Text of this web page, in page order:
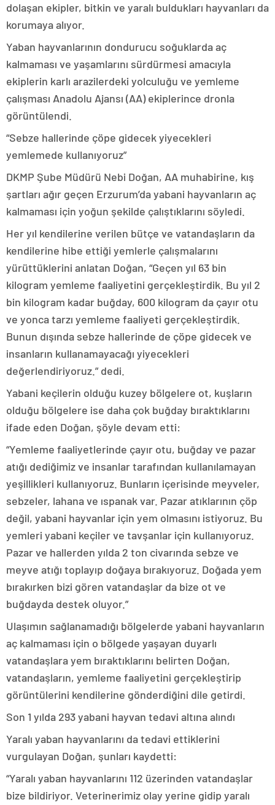
dolaşan ekipler, bitkin ve yaralı buldukları hayvanları da
korumaya alıyor.
Yaban hayvanlarının dondurucu soğuklarda aç
kalmaması ve yaşamlarını sürdürmesi amacıyla
ekiplerin karlı arazilerdeki yolculuğu ve yemleme
çalışması Anadolu Ajansı (AA) ekiplerince dronla
görüntülendi.
“Sebze hallerinde çöpe gidecek yiyecekleri
yemlemede kullanıyoruz”
DKMP Şube Müdürü Nebi Doğan, AA muhabirine, kış
şartları ağır geçen Erzurum’da yabani hayvanların aç
kalmaması için yoğun şekilde çalıştıklarını söyledi.
Her yıl kendilerine verilen bütçe ve vatandaşların da
kendilerine hibe ettiği yemlerle çalışmalarını
yürüttüklerini anlatan Doğan, “Geçen yıl 63 bin
kilogram yemleme faaliyetini gerçekleştirdik. Bu yıl 2
bin kilogram kadar buğday, 600 kilogram da çayır otu
ve yonca tarzı yemleme faaliyeti gerçekleştirdik.
Bunun dışında sebze hallerinde de çöpe gidecek ve
insanların kullanamayacağı yiyecekleri
değerlendiriyoruz.” dedi.
Yabani keçilerin olduğu kuzey bölgelere ot, kuşların
olduğu bölgelere ise daha çok buğday bıraktıklarını
ifade eden Doğan, şöyle devam etti:
“Yemleme faaliyetlerinde çayır otu, buğday ve pazar
atığı dediğimiz ve insanlar tarafından kullanılamayan
yeşillikleri kullanıyoruz. Bunların içerisinde meyveler,
sebzeler, lahana ve ıspanak var. Pazar atıklarının çöp
değil, yabani hayvanlar için yem olmasını istiyoruz. Bu
yemleri yabani keçiler ve tavşanlar için kullanıyoruz.
Pazar ve hallerden yılda 2 ton civarında sebze ve
meyve atığı toplayıp doğaya bırakıyoruz. Doğada yem
bırakırken bizi gören vatandaşlar da bize ot ve
buğdayda destek oluyor.”
Ulaşımın sağlanamadığı bölgelerde yabani hayvanların
aç kalmaması için o bölgede yaşayan duyarlı
vatandaşlara yem bıraktıklarını belirten Doğan,
vatandaşların, yemleme faaliyetini gerçekleştirip
görüntülerini kendilerine gönderdiğini dile getirdi.
Son 1 yılda 293 yabani hayvan tedavi altına alındı
Yaralı yaban hayvanlarını da tedavi ettiklerini
vurgulayan Doğan, şunları kaydetti:
“Yaralı yaban hayvanlarını 112 üzerinden vatandaşlar
bize bildiriyor. Veterinerimiz olay yerine gidip yaralı